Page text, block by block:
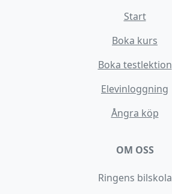
Start
Boka kurs
Boka testlektion
Elevinloggning
Ångra köp
OM OSS
Ringens bilskola